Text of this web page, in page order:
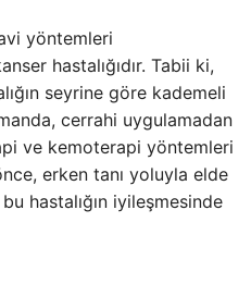
yöntemleri
hastalığıdır. Tabii ki,
seyrine göre kademeli
cerrahi uygulamadan
ve kemoterapi yöntemleri
erken tanı yoluyla elde
hastalığın iyileşmesinde